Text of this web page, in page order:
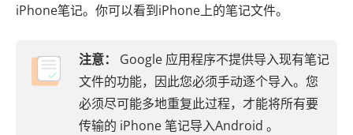
iPhone笔记。你可以看到iPhone上的笔记文件。
注意：
Google 应用程序不提供导入现有笔记
文件的功能，因此您必须手动逐个导入。您
必须尽可能多地重复此过程，才能将所有要
传输的 iPhone 笔记导入Android 。